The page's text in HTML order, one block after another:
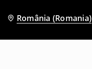
România (Romania)